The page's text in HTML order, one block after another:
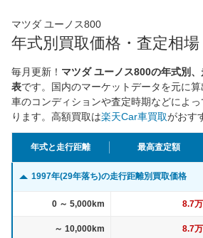
マツダ ユーノス800
年式別買取価格・査定相場
毎月更新！ マツダ ユーノス800の年式別
表です。国内のマーケットデータを元に
車のコンディションや査定時期などによ
ります。高額買取は楽天Car車買取がおす
年式と走行距離 最高査定額
1997年(29年落ち)の走行距離別買取価格
0 ～ 5,000km 8.7万
～ 10,000km 8.7万